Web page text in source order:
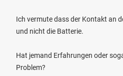
Ich vermute dass der Kontakt an
und nicht die Batterie.
Hat jemand Erfahrungen oder
Problem?